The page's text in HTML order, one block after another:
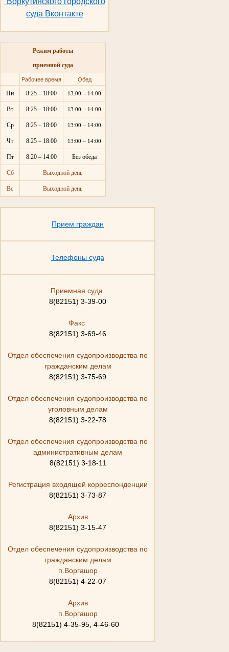
суда Вконтакте
Режим работы
приемной суда
Рабочее время Обед
Пн 8:25 – 18:00 13:00 – 14:00
Вт 8:25 – 18:00 13:00 – 14:00
Ср 8:25 – 18:00 13:00 – 14:00
Чт 8:25 – 18:00 13:00 – 14:00
Пт 8:20 – 14:00 Без обеда
Сб Выходной день
Вс Выходной день
Прием граждан
Телефоны суда
Приемная суда
8(82151) 3-39-00
Факс
8(82151) 3-69-46
Отдел обеспечения судопроизводства по
гражданским делам
8(82151) 3-75-69
Отдел обеспечения судопроизводства по
уголовным делам
8(82151) 3-22-78
Отдел обеспечения судопроизводства по
административным делам
8(82151) 3-18-11
Регистрация входящей корреспонденции
8(82151) 3-73-87
Архив
8(82151) 3-15-47
Отдел обеспечения судопроизводства по
гражданским делам
п.Воргашор
8(82151) 4-22-07
Архив
п.Воргашор
8(82151) 4-35-95, 4-46-60